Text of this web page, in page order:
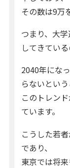
その数は9万
つまり、大
してきている
2040年にな
らないという
このトレン
ています。
こうした若
であり、
東京では将